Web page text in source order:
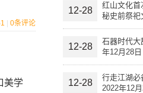
0条评论
美学
12-28
红山文化首
秘史前祭祀
时代全攻人
12-28
石器时代大
年12月28日
12-28
行走江湖必
2022年12